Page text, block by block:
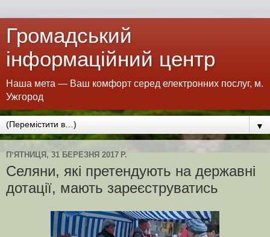
Громадський
інформаційний центр
Наша мета — Ваш комфорт серед електронних послуг, м.
Ужгород
▼
ПʼЯТНИЦЯ, 31 БЕРЕЗНЯ 2017 Р.
Селяни, які претендують на державні
дотації, мають зареєструватись